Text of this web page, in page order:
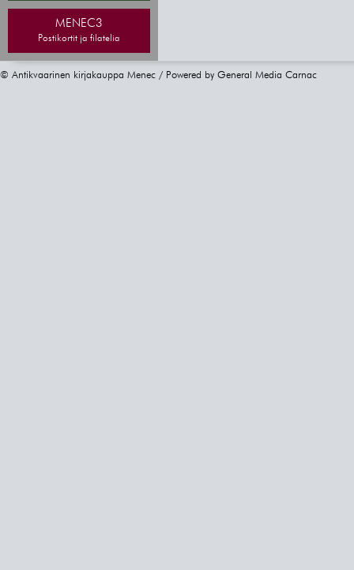
MENEC3
Postikortit ja filatelia
© Antikvaarinen kirjakauppa Menec / Powered by General Media Carnac